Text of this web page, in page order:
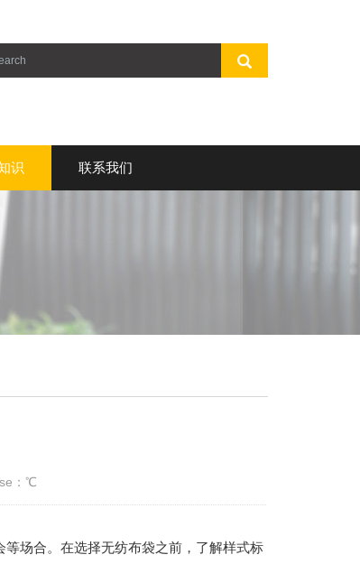
识 联系我们
：℃
场合。在选择无纺布袋之前，了解样式标